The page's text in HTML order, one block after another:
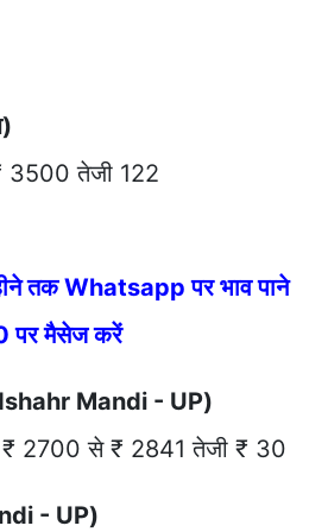
3500 तेजी 122
तक Whatsapp पर भाव पाने
पर मैसेज करें
Mandi - UP)
₹ 2700 से ₹ 2841 तेजी ₹ 30
- UP)